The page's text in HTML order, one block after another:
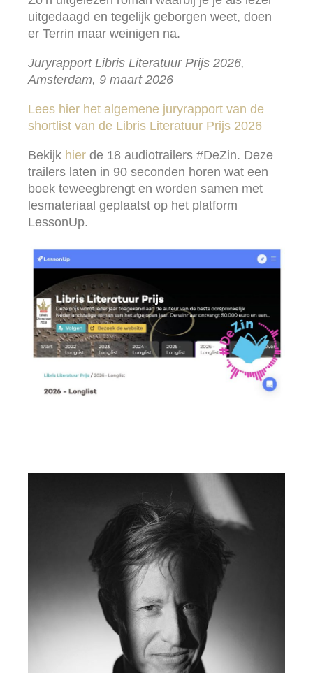
uitgedaagd en tegelijk geborgen weet, doen
er Terrin maar weinigen na.
Juryrapport Libris Literatuur Prijs 2026,
Amsterdam, 9 maart 2026
Lees hier het algemene juryrapport van de
shortlist van de Libris Literatuur Prijs 2026
Bekijk hier de 18 audiotrailers #DeZin. Deze
trailers laten in 90 seconden horen wat een
boek teweegbrengt en worden samen met
lesmateriaal geplaatst op het platform
LessonUp.